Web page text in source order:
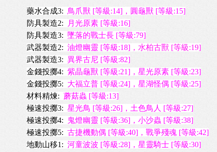
藥水合成3: 鳥爪獸 [等級:14]，圓龜獸 [等級:15]
防具製造2:
月光原素 [等級:16]
防具製造3: 墜落的戰士長 [等級:79]
武器製造2: 油燈幽靈 [等級:18] ，水柏古獸 [等級:19]
武器製造3: 異界古尼 [等級:82]
金錢投擲4: 紫晶龜獸 [等級:21]，星光原素 [等級:23]
金錢投擲5: 大福立普 [等級:24]，星湖怪偶 [等級:25]
材料精煉: 蘑菇蟲 [等級:13]
極速投擲3: 星光鳥 [等級:26]，土色鳥人 [等級:27]
極速投擲4:
鬼燈幽靈 [等級:36]，小沙蟲 [等級:38]
極速投擲5: 古捷機動偶 [等級:40]，戰爭殘魂 [等級:42]
地動山移1: 河童波波 [等級:28]，星靈騎士 [等級:30]